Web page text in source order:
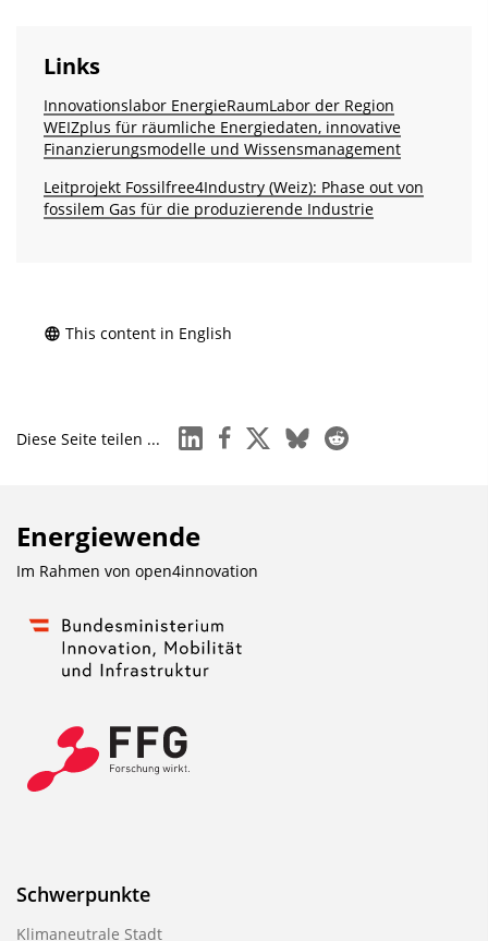
Links
Innovationslabor EnergieRaumLabor der Region
WEIZplus für räumliche Energiedaten, innovative
Finanzierungsmodelle und Wissensmanagement
Leitprojekt Fossilfree4Industry (Weiz): Phase out von
fossilem Gas für die produzierende Industrie
This content in English
Diese Seite teilen ... linkedinfacebook
x blueskyreddit
Energiewende
Im Rahmen von open4innovation
Schwerpunkte
Klimaneutrale Stadt